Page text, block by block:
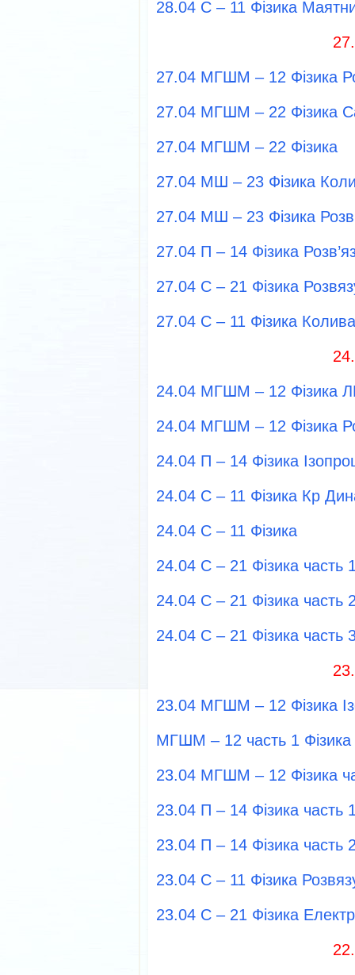
28.04 С – 11 Фізика
27.04 МГШМ – 12 Фізика
27.04 МГШМ – 22 Фізика
27.04 МГШМ – 22 Фізика
27.04 МШ – 23 Фізика
27.04 МШ – 23 Фізика
27.04 П – 14 Фізика
27.04 С – 21 Фізика
27.04 С – 11 Фізика
24.04 МГШМ – 12 Фізика
24.04 МГШМ – 12 Фізика
24.04 П – 14 Фізика
24.04 С – 11 Фізика Кр
24.04 С – 11 Фізика
24.04 С – 21 Фізика часть
24.04 С – 21 Фізика часть
24.04 С – 21 Фізика часть
23.04 МГШМ – 12 Фізика
МГШМ – 12 часть 1 Фізика
23.04 МГШМ – 12 Фізика
23.04 П – 14 Фізика часть
23.04 П – 14 Фізика часть
23.04 С – 11 Фізика
23.04 С – 21 Фізика